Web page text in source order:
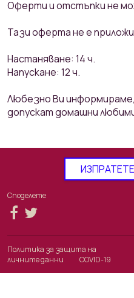
Оферти и отстъпки не
Тази оферта не е
Настаняване: 14 ч.
Напускане: 12 ч.
Любезно Ви
допускат домашни
Споделете
Политика за защита на
личните данни
COVID-19